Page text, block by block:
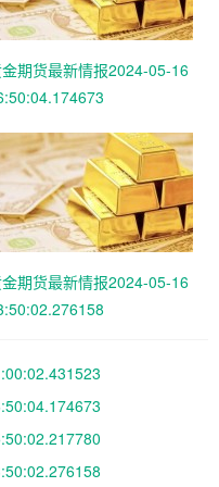
期货最新情报2024-05-16
期货最新情报2024-05-16